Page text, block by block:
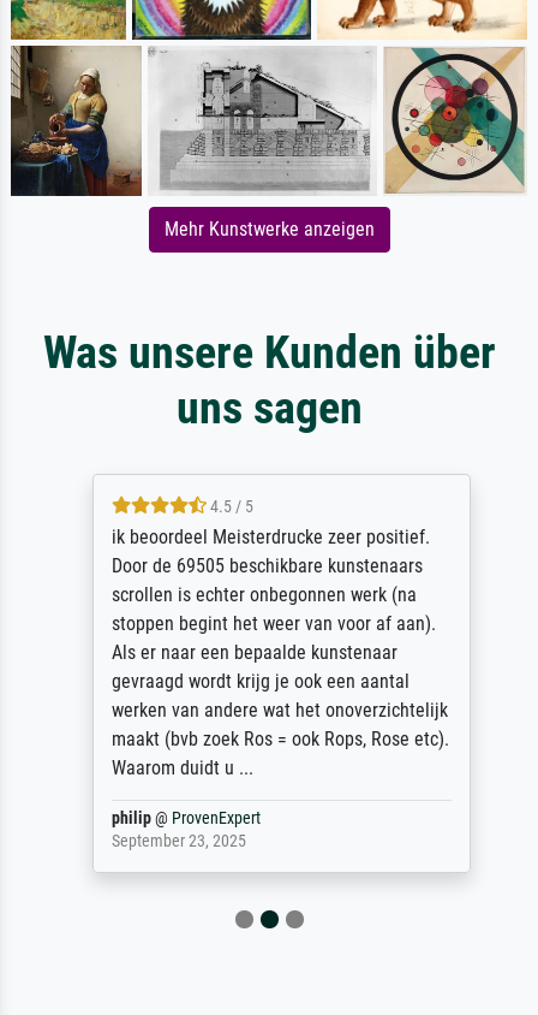
Mehr Kunstwerke anzeigen
Was unsere Kunden über
uns sagen
4.5 / 5
ik beoordeel Meisterdrucke zeer positief.
Door de 69505 beschikbare kunstenaars
scrollen is echter onbegonnen werk (na
stoppen begint het weer van voor af aan).
Als er naar een bepaalde kunstenaar
gevraagd wordt krijg je ook een aantal
werken van andere wat het onoverzichtelijk
maakt (bvb zoek Ros = ook Rops, Rose etc).
Waarom duidt u ...
philip@ProvenExpert
September 23, 2025